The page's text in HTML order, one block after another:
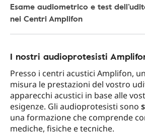
Esame audiometrico e test
nei Centri Amplifon
I nostri audioprotesisti
Presso i centri acustici Amplifon, un
misura le prestazioni del vostro
apparecchi acustici in base alle
esigenze. Gli audioprotesisti sono
una formazione che comprende
mediche, fisiche e tecniche.